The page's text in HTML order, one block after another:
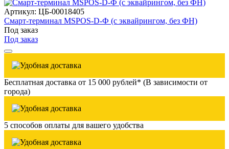
Артикул: ЦБ-00018405
Смарт-терминал MSPOS-D-Ф (с эквайрингом, без ФН)
Под заказ
Под заказ
Бесплатная доставка от 15 000 рублей* (В зависимости от
города)
5 способов оплаты для вашего удобства